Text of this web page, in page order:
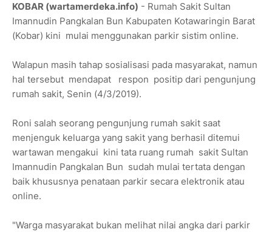
KOBAR (wartamerdeka.info) - Rumah Sakit Sultan
Imannudin Pangkalan Bun Kabupaten Kotawaringin Barat
(Kobar) kini mulai menggunakan parkir sistim online.
Walapun masih tahap sosialisasi pada masyarakat, namun
hal tersebut mendapat respon positip dari pengunjung
rumah sakit, Senin (4/3/2019).
Roni salah seorang pengunjung rumah sakit saat
menjenguk keluarga yang sakit yang berhasil ditemui
wartawan mengakui kini tata ruang rumah sakit Sultan
Imannudin Pangkalan Bun sudah mulai tertata dengan
baik khususnya penataan parkir secara elektronik atau
online.
"Warga masyarakat bukan melihat nilai angka dari parkir